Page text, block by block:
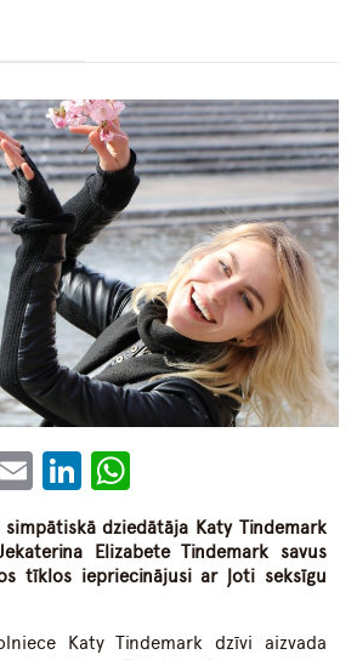
Telegram
EmailLinkedIn
dziedātāja Katy Tindemark
Elizabete Tindemark savus
tīklos iepriecinājusi ar ļoti seksīgu
Katy Tindemark dzīvi aizvada